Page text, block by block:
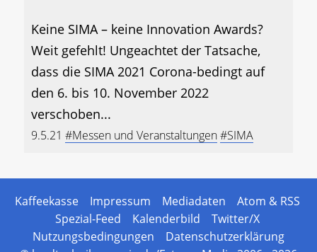
Keine SIMA – keine Innovation Awards?
Weit gefehlt! Ungeachtet der Tatsache,
dass die SIMA 2021 Corona-bedingt auf
den 6. bis 10. November 2022
verschoben...
9.5.21 #Messen und Veranstaltungen#SIMA
Kaffeekasse Impressum Mediadaten
Atom & RSS
Spezial-Feed
Kalenderbild
Twitter/X
Nutzungsbedingungen
Datenschutzerklärung